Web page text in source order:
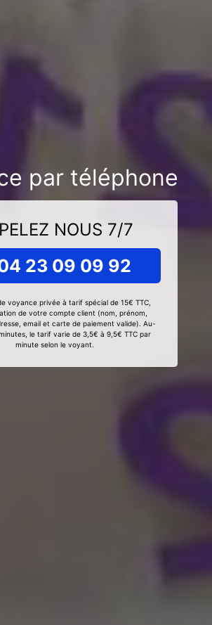
par téléphone
NOUS 7/7
23 09 09 92
voyance privée à tarif spécial de 15€ TTC,
de votre compte client (nom, prénom,
email et carte de paiement valide). Au-
le tarif varie de 3,5€ à 9,5€ TTC par
minute selon le voyant.